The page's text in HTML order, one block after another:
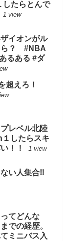
したらとんで
1 view
イオンがル
ら？ #NBA
るある #ダ
超えろ！
レベル北陸
したらスキ
！！
1 view
い人集合‼️
てどんな
での経歴。
ミニバス入